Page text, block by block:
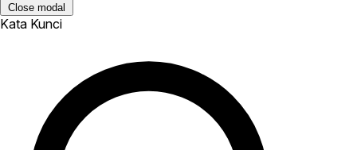
Close modal
Kata Kunci